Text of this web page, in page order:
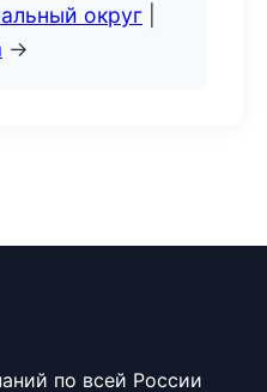
округ
→
по всей России